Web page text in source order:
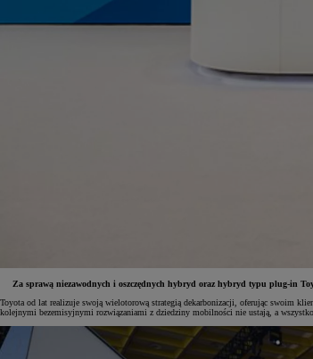
Od81 900 zł
Za sprawą niezawodnych i oszczędnych hybryd oraz hybryd typu plug-in
Toyota od lat realizuje swoją wielotorową strategią dekarbonizacji, oferując swoim
kolejnymi bezemisyjnymi rozwiązaniami z dziedziny mobilności nie ustają, a